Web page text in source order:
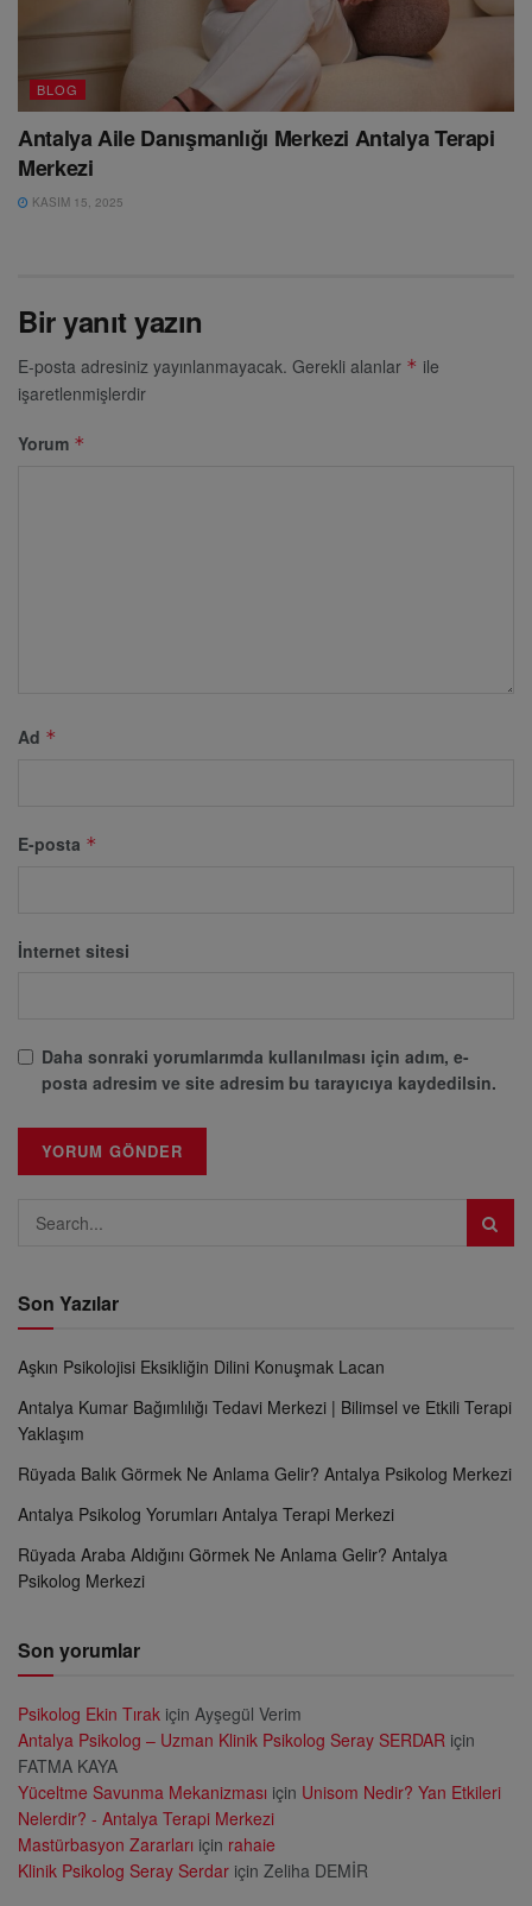
BLOG
Antalya Aile Danışmanlığı Merkezi Antalya Terapi
Merkezi
KASIM 15, 2025
Bir yanıt yazın
E-posta adresiniz yayınlanmayacak. Gerekli alanlar * ile
işaretlenmişlerdir
Yorum *
Ad *
E-posta *
İnternet sitesi
Daha sonraki yorumlarımda kullanılması için adım, e-
posta adresim ve site adresim bu tarayıcıya kaydedilsin.
Son Yazılar
Aşkın Psikolojisi Eksikliğin Dilini Konuşmak Lacan
Antalya Kumar Bağımlılığı Tedavi Merkezi | Bilimsel ve Etkili Terapi
Yaklaşım
Rüyada Balık Görmek Ne Anlama Gelir? Antalya Psikolog Merkezi
Antalya Psikolog Yorumları Antalya Terapi Merkezi
Rüyada Araba Aldığını Görmek Ne Anlama Gelir? Antalya
Psikolog Merkezi
Son yorumlar
Psikolog Ekin Tırak için Ayşegül Verim
Antalya Psikolog – Uzman Klinik Psikolog Seray SERDAR için
FATMA KAYA
Yüceltme Savunma Mekanizması için Unisom Nedir? Yan Etkileri
Nelerdir? - Antalya Terapi Merkezi
Mastürbasyon Zararları için rahaie
Klinik Psikolog Seray Serdar için Zeliha DEMİR